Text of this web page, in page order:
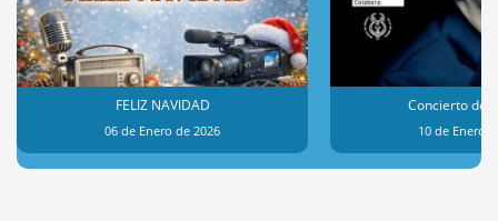
FELIZ NAVIDAD
06 de Enero de 2026
Concierto de
10 de Enero